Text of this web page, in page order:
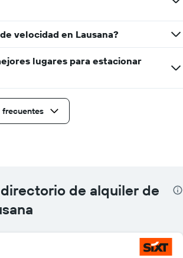
velocidad en Lausana?
lugares para estacionar
frecuentes
de alquiler de